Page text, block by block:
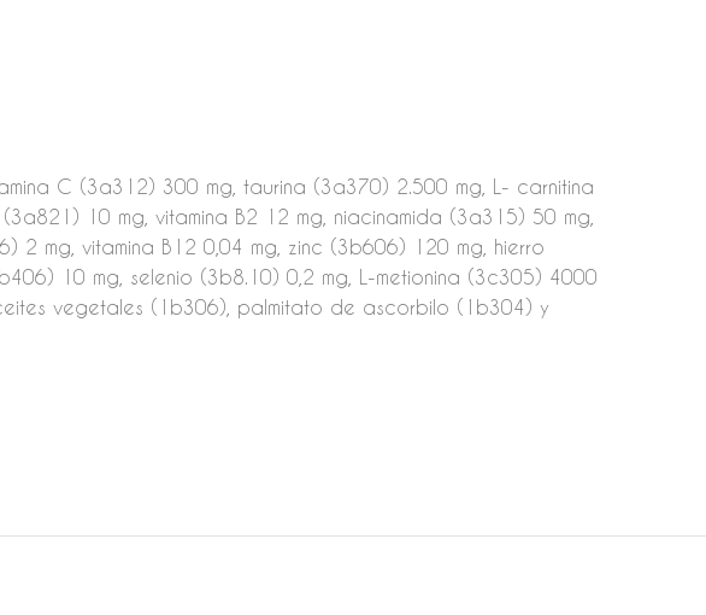
C (3a312) 300 mg, taurina (3a370) 2.500 mg, L- carnitina
10 mg, vitamina B2 12 mg, niacinamida (3a315) 50 mg,
mg, vitamina B12 0,04 mg, zinc (3b606) 120 mg, hierro
10 mg, selenio (3b8.10) 0,2 mg, L-metionina (3c305) 4000
vegetales (1b306), palmitato de ascorbilo (1b304) y